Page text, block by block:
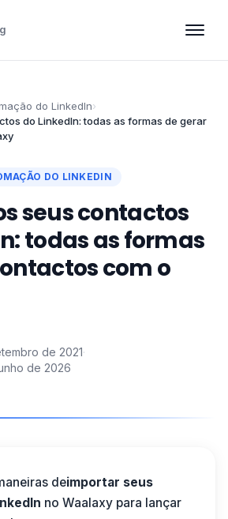
do LinkedIn›
do LinkedIn: todas as formas de gerar
DO LINKEDIN
seus contactos
todas as formas
com o
de 2021·
de 2026
deimportar seus
no Waalaxy para lançar